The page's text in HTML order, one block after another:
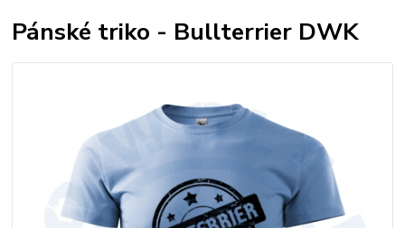
Pánské triko - Bullterrier DWK